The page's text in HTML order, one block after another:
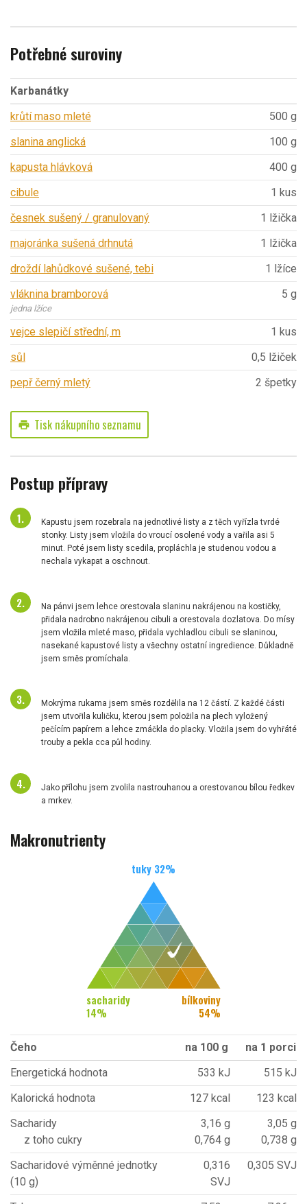
Potřebné suroviny
Karbanátky
krůtí maso mleté
500 g
slanina anglická
100 g
kapusta hlávková
400 g
cibule
1 kus
česnek sušený / granulovaný
1 lžička
majoránka sušená drhnutá
1 lžička
droždí lahůdkové sušené, tebi
1 lžíce
vláknina bramborová
jedna lžíce
5 g
vejce slepičí střední, m
1 kus
sůl
0,5 lžiček
pepř černý mletý
2 špetky
print Tisk nákupního seznamu
Postup přípravy
Kapustu jsem rozebrala na jednotlivé listy a z těch vyřízla tvrdé
stonky. Listy jsem vložila do vroucí osolené vody a vařila asi 5
minut. Poté jsem listy scedila, propláchla je studenou vodou a
nechala vykapat a oschnout.
Na pánvi jsem lehce orestovala slaninu nakrájenou na kostičky,
přidala nadrobno nakrájenou cibuli a orestovala dozlatova. Do mísy
jsem vložila mleté maso, přidala vychladlou cibuli se slaninou,
nasekané kapustové listy a všechny ostatní ingredience. Důkladně
jsem směs promíchala.
Mokrýma rukama jsem směs rozdělila na 12 částí. Z každé části
jsem utvořila kuličku, kterou jsem položila na plech vyložený
pečícím papírem a lehce zmáčkla do placky. Vložila jsem do vyhřáté
trouby a pekla cca půl hodiny.
Jako přílohu jsem zvolila nastrouhanou a orestovanou bílou ředkev
a mrkev.
Makronutrienty
tuky 32%
sacharidy
14%
bílkoviny
54%
Čeho na 100 g
na 1 porci
Energetická hodnota
533 kJ
515 kJ
Kalorická hodnota
127 kcal
123 kcal
Sacharidy
z toho cukry
3,16 g
0,764 g
3,05 g
0,738 g
Sacharidové výměnné jednotky
(10 g)
0,316
SVJ
0,305 SVJ